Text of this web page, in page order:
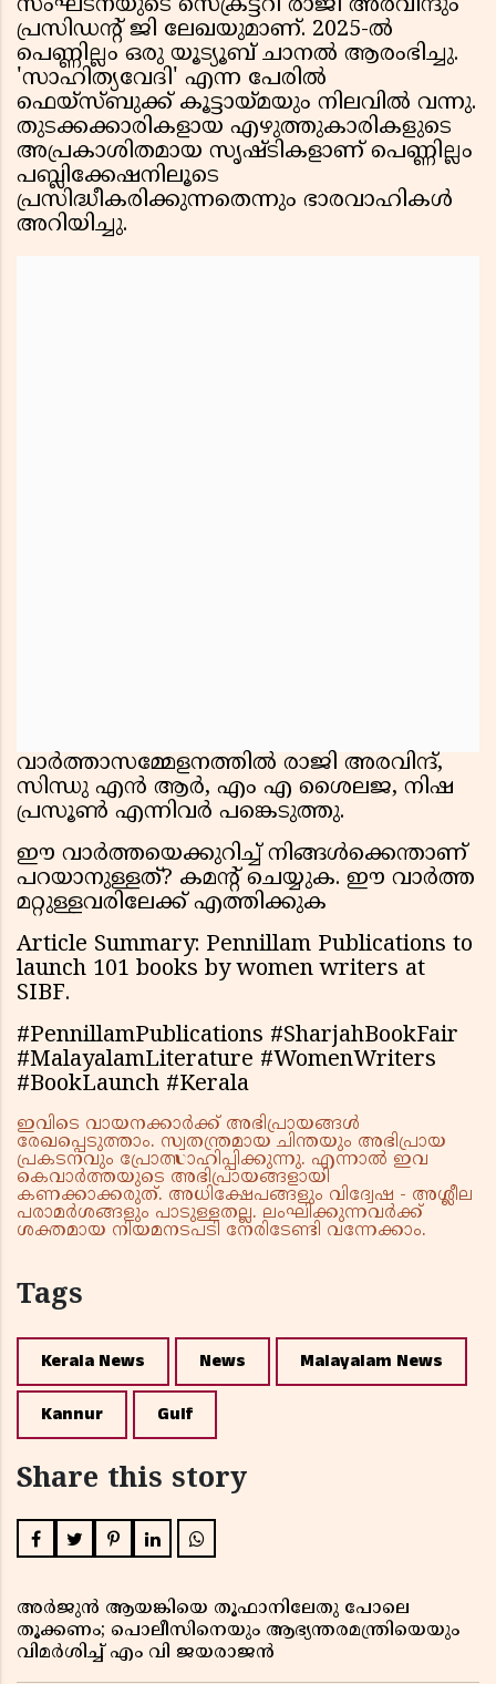
സംഘടനയുടെ സെക്രട്ടറി രാജി അരവിന്ദും
പ്രസിഡന്റ് ജി ലേഖയുമാണ്. 2025-ൽ
പെണ്ണില്ലം ഒരു യൂട്യൂബ് ചാനൽ ആരംഭിച്ചു.
'സാഹിത്യവേദി' എന്ന പേരിൽ
ഫെയ്‌സ്ബുക്ക് കൂട്ടായ്മയും നിലവിൽ വന്നു.
തുടക്കക്കാരികളായ എഴുത്തുകാരികളുടെ
അപ്രകാശിതമായ സൃഷ്ടികളാണ് പെണ്ണില്ലം
പബ്ലിക്കേഷനിലൂടെ
പ്രസിദ്ധീകരിക്കുന്നതെന്നും ഭാരവാഹികൾ
അറിയിച്ചു.
വാർത്താസമ്മേളനത്തിൽ രാജി അരവിന്ദ്,
സിന്ധു എൻ ആർ, എം എ ശൈലജ, നിഷ
പ്രസൂൺ എന്നിവർ പങ്കെടുത്തു.
ഈ വാർത്തയെക്കുറിച്ച് നിങ്ങൾക്കെന്താണ്
പറയാനുള്ളത്? കമൻ്റ് ചെയ്യുക. ഈ വാർത്ത
മറ്റുള്ളവരിലേക്ക് എത്തിക്കുക
Article Summary: Pennillam Publications to
launch 101 books by women writers at
SIBF.
#PennillamPublications #SharjahBookFair
#MalayalamLiterature #WomenWriters
#BookLaunch #Kerala
ഇവിടെ വായനക്കാർക്ക് അഭിപ്രായങ്ങൾ
രേഖപ്പെടുത്താം. സ്വതന്ത്രമായ ചിന്തയും അഭിപ്രായ
പ്രകടനവും പ്രോത്സാഹിപ്പിക്കുന്നു. എന്നാൽ ഇവ
കെവാർത്തയുടെ അഭിപ്രായങ്ങളായി
കണക്കാക്കരുത്. അധിക്ഷേപങ്ങളും വിദ്വേഷ - അശ്ലീല
പരാമർശങ്ങളും പാടുള്ളതല്ല. ലംഘിക്കുന്നവർക്ക്
ശക്തമായ നിയമനടപടി നേരിടേണ്ടി വന്നേക്കാം.
Tags
Kerala News News Malayalam News
Kannur Gulf
Share this story
അർജുൻ ആയങ്കിയെ തൂഫാനിലേതു പോലെ
തൂക്കണം; പൊലീസിനെയും ആഭ്യന്തരമന്ത്രിയെയും
വിമർശിച്ച് എം വി ജയരാജൻ